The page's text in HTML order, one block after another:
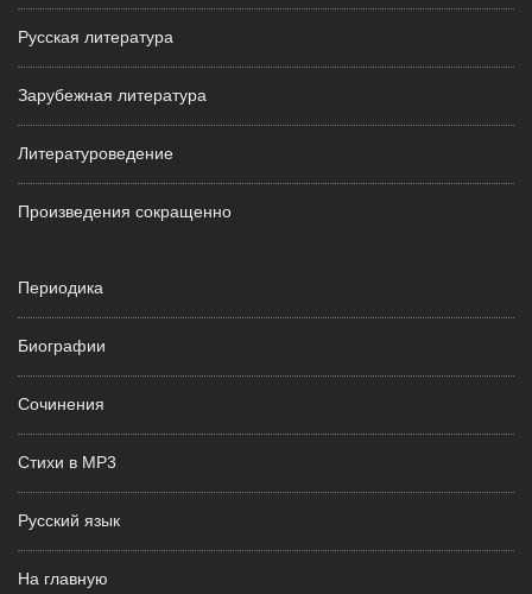
Русская литература
Зарубежная литература
Литературоведение
Произведения сокращенно
Периодика
Биографии
Сочинения
Стихи в MP3
Русский язык
На главную